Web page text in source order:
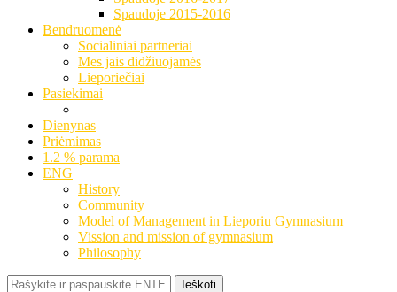
Spaudoje 2015-2016
Bendruomenė
Socialiniai partneriai
Mes jais didžiuojamės
Lieporiečiai
Pasiekimai
Dienynas
Priėmimas
1.2 % parama
ENG
History
Community
Model of Management in Lieporiu Gymnasium
Vission and mission of gymnasium
Philosophy
Ieškoti